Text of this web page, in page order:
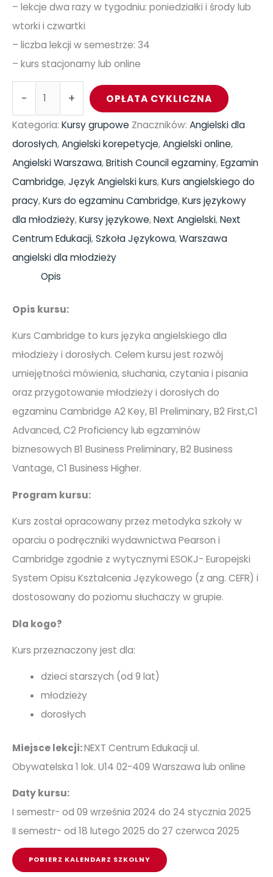
– lekcje dwa razy w tygodniu: poniedziałki i środy lub
wtorki i czwartki
– liczba lekcji w semestrze: 34
– kurs stacjonarny lub online
- + OPŁATA CYKLICZNA
Kategoria: Kursy grupowe Znaczników: Angielski dla
dorosłych,Angielski korepetycje,Angielski online,
Angielski Warszawa,British Council egzaminy,Egzamin
Cambridge,Język Angielski kurs,Kurs angielskiego do
pracy,Kurs do egzaminu Cambridge,Kurs językowy
dla młodzieży,Kursy językowe,Next Angielski,Next
Centrum Edukacji,Szkoła Językowa,Warszawa
angielski dla młodzieży
Opis
Opis kursu:
Kurs Cambridge to kurs języka angielskiego dla
młodzieży i dorosłych. Celem kursu jest rozwój
umiejętności mówienia, słuchania, czytania i pisania
oraz przygotowanie młodzieży i dorosłych do
egzaminu Cambridge A2 Key, B1 Preliminary, B2 First,C1
Advanced, C2 Proficiency lub egzaminów
biznesowych B1 Business Preliminary, B2 Business
Vantage, C1 Business Higher.
Program kursu:
Kurs został opracowany przez metodyka szkoły w
oparciu o podręczniki wydawnictwa Pearson i
Cambridge zgodnie z wytycznymi ESOKJ- Europejski
System Opisu Kształcenia Językowego (z ang. CEFR) i
dostosowany do poziomu słuchaczy w grupie.
Dla kogo?
Kurs przeznaczony jest dla:
dzieci starszych (od 9 lat)
młodzieży
dorosłych
Miejsce lekcji:NEXT Centrum Edukacji ul.
Obywatelska 1 lok. U14 02-409 Warszawa lub online
Daty kursu:
I semestr- od 09 września 2024 do 24 stycznia 2025
II semestr- od 18 lutego 2025 do 27 czerwca 2025
POBIERZ KALENDARZ SZKOLNY